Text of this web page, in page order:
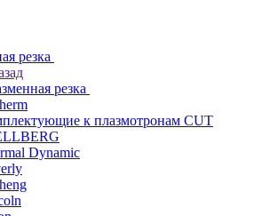
резка
резка
к плазмотронам CUT
Dynamic